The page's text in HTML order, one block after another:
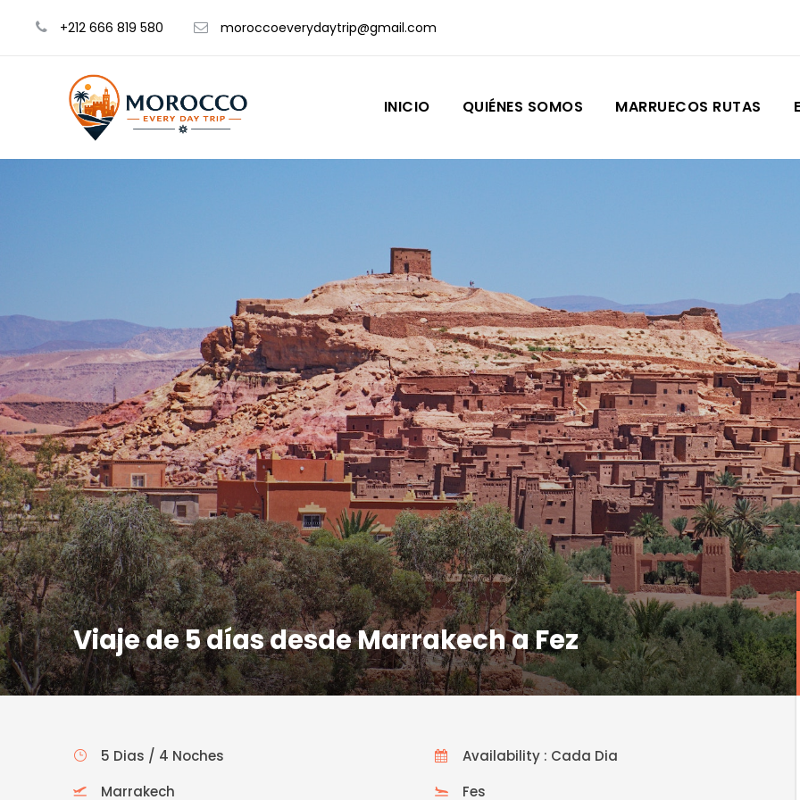
+212 666 819 580 moroccoeverydaytrip@gmail.com
INICIO QUIÉNES SOMOS MARRUECOS RUTAS
Viaje de 5 días desde Marrakech a Fez
5 Dias / 4 Noches
Availability : Cada Dia
Marrakech
Fes